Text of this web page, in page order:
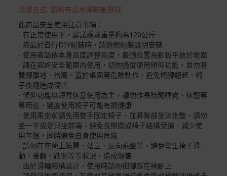
如有相關退換貨服務需求，您可以透過專線或服務信箱聯
繫客服。
配送服務
本站商品除有特別標示收取運費之商品，其餘全館皆可免
運宅配到府。
Acer旗下品牌商品除可宅配配送全台各地外，部分商品可
以選擇配送至全台各地服務中心。
在消費者完成訂單付款後兩個工作天內會安排訂單出貨，
非Acer旗下品牌商品依配合廠商規範，可能會有無法配送
外島的狀況，
您可以於「我的訂單」內查詢訂單出貨狀態 (路徑：我的帳
號 > 我的訂單)。
清潔方式: 請用布沾水擰乾後擦拭
此商品安全使用注意事項：
- 在正常使用下，建議乘載重量約為120公斤
- 商品於自行DIY組裝時，請遵照組裝說明安裝
- 使用者請依本身高度調整高度，最適位置為腳板平放於地面
- 請在容許安全範圍內使用，切勿過度使用傾仰功能，並勿將
雙腳離地、抬高、置於桌面等危險動作，避免椅腳翹起、椅
子後翻造成傷害
- 傾仰功能以短暫休息使用為主，請勿作長時間睡覺、休憩等
等用途，過度使用椅子可能有損健康
- 使用乘坐前請先用雙手固定椅子，並將臀部坐滿坐墊，請勿
坐一半或是只坐前端，避免長期造成椅子結構受損，減少使
用年限，同時避免自身使用危險
- 請勿在座椅上嬉鬧、站立、反向乘坐等，避免發生椅子滑
動、後翻、跌倒等等狀況，造成傷害
- 由於滑輪結構設計，使用時請勿把腳踩在椅腳上